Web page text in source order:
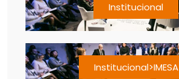
Institucional
Institucional>IMESA